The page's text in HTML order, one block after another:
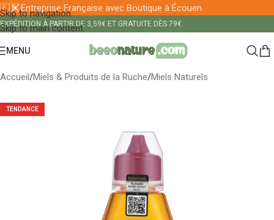
Skip to navigation
Skip to main content
🇫🇷 Entreprise Française avec Boutique à Écouen
EXPÉDITION À PARTIR DE 3,59€ ET GRATUITE DÈS 79€
MENU
Accueil/Miels & Produits de la Ruche/Miels Naturels
TENDANCE